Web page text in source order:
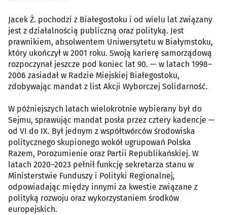
Jacek Ż. pochodzi z Białegostoku i od wielu lat związany
jest z działalnością publiczną oraz polityką. Jest
prawnikiem, absolwentem Uniwersytetu w Białymstoku,
który ukończył w 2001 roku. Swoją karierę samorządową
rozpoczynał jeszcze pod koniec lat 90. — w latach 1998–
2006 zasiadał w Radzie Miejskiej Białegostoku,
zdobywając mandat z list Akcji Wyborczej Solidarność.
W późniejszych latach wielokrotnie wybierany był do
Sejmu, sprawując mandat posła przez cztery kadencje —
od VI do IX. Był jednym z współtwórców środowiska
politycznego skupionego wokół ugrupowań Polska
Razem, Porozumienie oraz Partii Republikańskiej. W
latach 2020–2023 pełnił funkcję sekretarza stanu w
Ministerstwie Funduszy i Polityki Regionalnej,
odpowiadając między innymi za kwestie związane z
polityką rozwoju oraz wykorzystaniem środków
europejskich.